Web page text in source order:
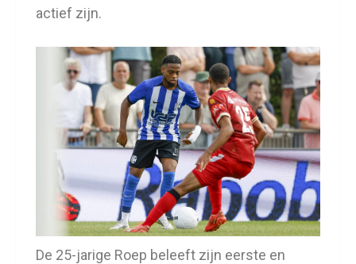
actief zijn.
De 25-jarige Roep beleeft zijn eerste en